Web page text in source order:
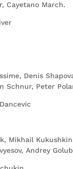
Cayetano March.
Denis
Schnur, Peter
Mikhail
Andrey